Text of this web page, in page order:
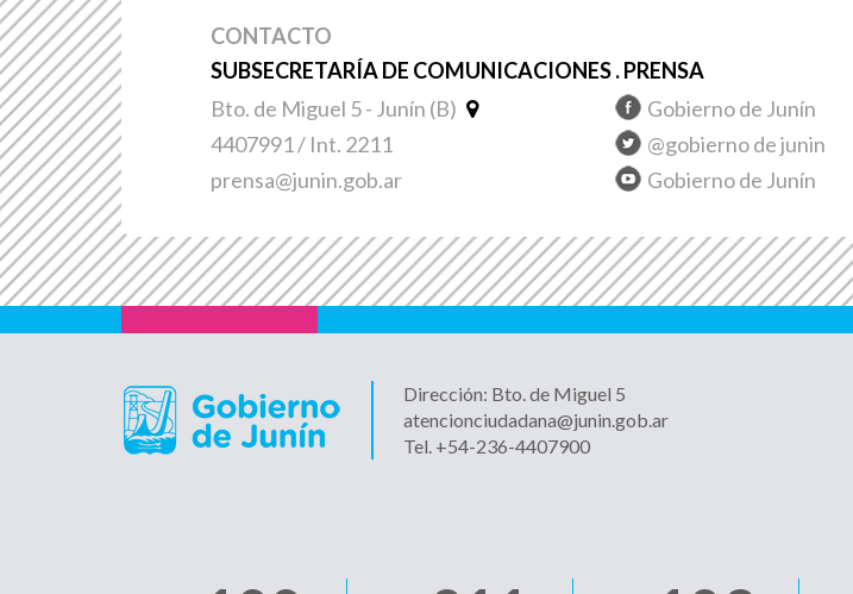
CONTACTO
SUBSECRETARÍA DE COMUNICACIONES . PRENSA
Bto. de Miguel 5 - Junín (B)
4407991 / Int. 2211
prensa@junin.gob.ar
Gobierno de Junín
@gobierno de junin
Gobierno de Junín
Dirección: Bto. de Miguel 5
atencionciudadana@junin.gob.ar
Tel. +54-236-4407900